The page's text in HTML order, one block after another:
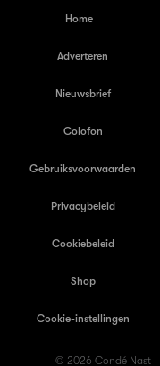
Home
Adverteren
Nieuwsbrief
Colofon
Gebruiksvoorwaarden
Privacybeleid
Cookiebeleid
Shop
Cookie-instellingen
© 2026 Condé Nast |